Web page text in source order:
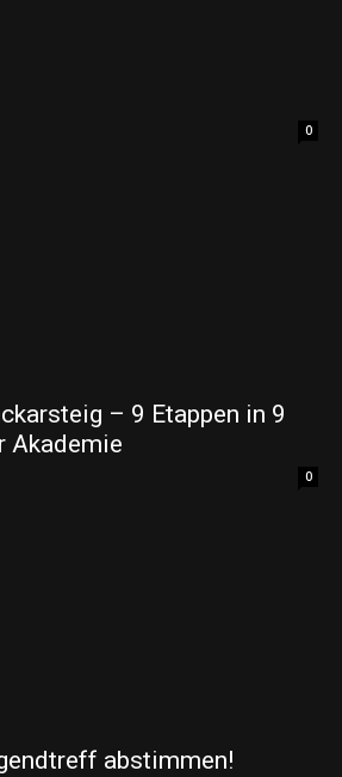
0
– 9 Etappen in 9
Akademie
0
abstimmen!